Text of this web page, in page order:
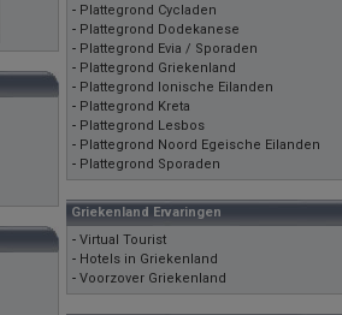
- Plattegrond Cycladen
- Plattegrond Dodekanese
- Plattegrond Evia / Sporaden
- Plattegrond Griekenland
- Plattegrond Ionische Eilanden
- Plattegrond Kreta
- Plattegrond Lesbos
- Plattegrond Noord Egeische Eilanden
- Plattegrond Sporaden
Griekenland Ervaringen
- Virtual Tourist
- Hotels in Griekenland
- Voorzover Griekenland